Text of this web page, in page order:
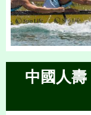
中國人